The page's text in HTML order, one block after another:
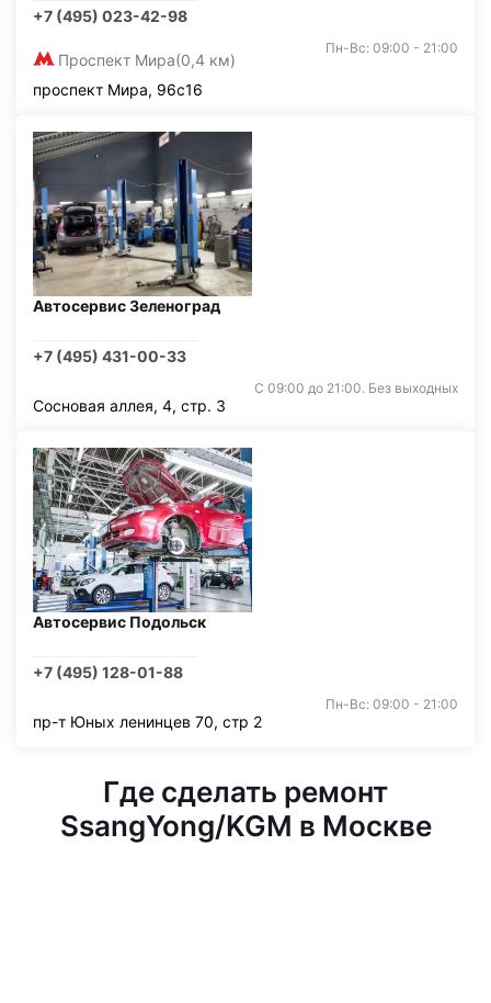
+7 (495) 023-42-98
Проспект Мира(0,4 км)
Пн-Вс: 09:00 - 21:00
проспект Мира, 96с16
Автосервис Зеленоград
+7 (495) 431-00-33
С 09:00 до 21:00. Без выходных
Сосновая аллея, 4, стр. 3
Автосервис Подольск
+7 (495) 128-01-88
Пн-Вс: 09:00 - 21:00
пр-т Юных ленинцев 70, стр 2
Где сделать ремонт
SsangYong/KGM в Москве